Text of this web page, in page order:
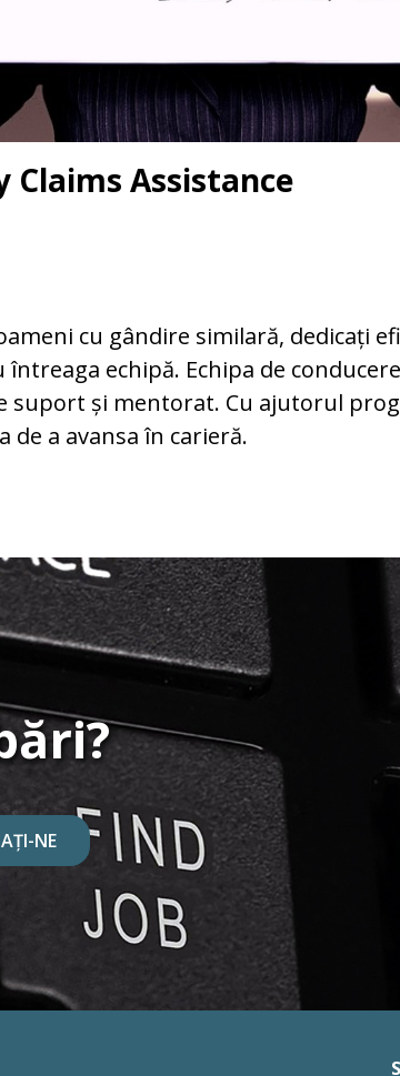
Claims Assistance
cu gândire similară, dedicați
echipă. Echipa de
suport și mentorat. Cu ajutorul
a avansa în carieră.
NE